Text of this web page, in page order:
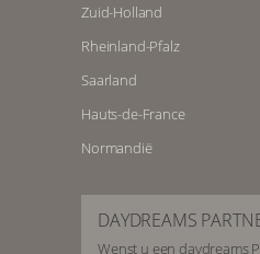
Zuid-Holland
Rheinland-Pfalz
Saarland
Hauts-de-France
Normandië
DAYDREAMS
Wenst u een daydreams